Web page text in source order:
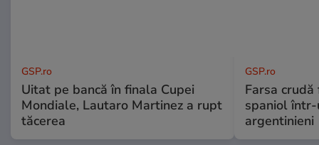
GSP.ro
Uitat pe bancă în finala Cupei
Mondiale, Lautaro Martinez a rupt
tăcerea
GSP.ro
Farsa
spaniol într-
argentinieni